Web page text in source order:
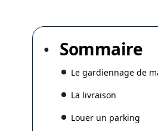
Sommaire
Le gardiennage de
La livraison
Louer un parking